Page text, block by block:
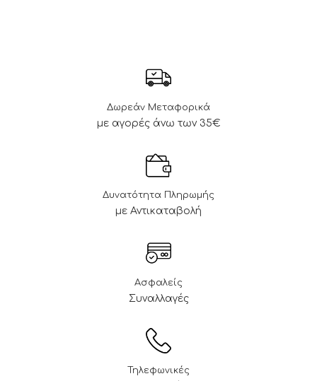
Δωρεάν Μεταφορικά
με αγορές άνω των 35€
Δυνατότητα Πληρωμής
με Αντικαταβολή
Ασφαλείς
Συναλλαγές
Τηλεφωνικές